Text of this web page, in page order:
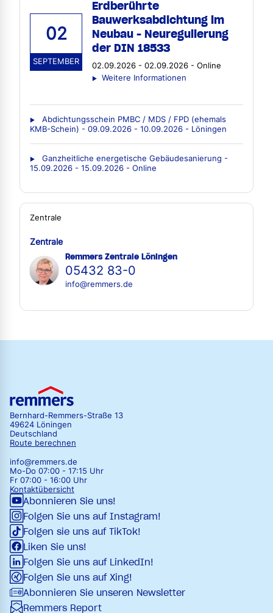
02
SEPTEMBER
Erdberührte
Bauwerksabdichtung im
Neubau - Neuregulierung
der DIN 18533
02.09.2026 - 02.09.2026 - Online
Weitere Informationen
Abdichtungsschein PMBC / MDS / FPD (ehemals
KMB-Schein) - 09.09.2026 - 10.09.2026 - Löningen
Ganzheitliche energetische Gebäudesanierung -
15.09.2026 - 15.09.2026 - Online
Zentrale
Zentrale
Remmers Zentrale Löningen
05432 83-0
info@remmers.de
Bernhard-Remmers-Straße 13
49624 Löningen
Deutschland
Route berechnen
info@remmers.de
Mo-Do 07:00 - 17:15 Uhr
Fr 07:00 - 16:00 Uhr
Kontaktübersicht
Abonnieren Sie uns!
Folgen Sie uns auf Instagram!
Folgen sie uns auf TikTok!
Liken Sie uns!
Folgen Sie uns auf LinkedIn!
Folgen Sie uns auf Xing!
Abonnieren Sie unseren Newsletter
Remmers Report